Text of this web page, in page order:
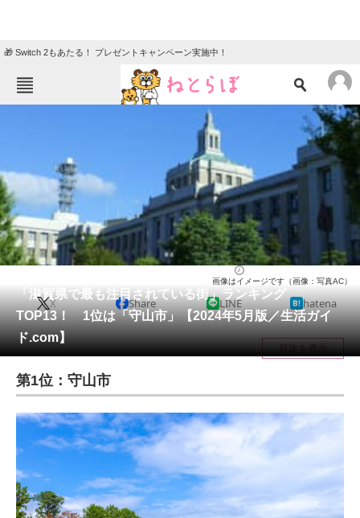
🎁 Switch 2もあたる！ プレゼントキャンペーン実施中！
ニュース
クイズ
グルメ 地域
住まい 教育・育児
動物 リサーチ
会員記事
メディア
注目記事を集めた総合ページ
ITの今と未来を見通す
スマホと通信の最新トレンド
進化するPCとデバイスの未来
好きが集まる 比べて選べる
「滋賀県で最も注目されている街」ランキング
TOP13！ 1位は「守山市」【2024年5月版／生活ガイ
ド.com】
画像はイメージです（画像：写真AC）
X Share LINE hatena
目次を表示
第1位：守山市